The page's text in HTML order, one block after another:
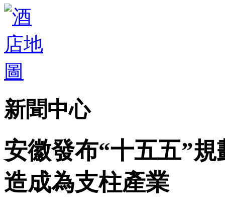
新聞中心
安徽發布“十五五”
造成為支柱產業